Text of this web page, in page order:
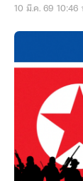
10 มี.ค. 69 10:46